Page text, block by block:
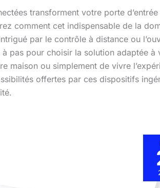
transforment votre porte
comment cet indispensable de la
par le contrôle à distance ou
pas pour choisir la solution adaptée à
maison ou simplement de vivre
offertes par ces dispositifs